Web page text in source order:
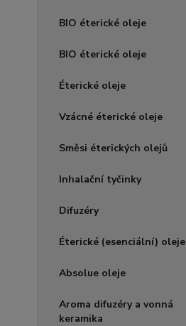
BIO éterické oleje
BIO éterické oleje
Éterické oleje
Vzácné éterické oleje
Směsi éterických olejů
Inhalační tyčinky
Difuzéry
Éterické (esenciální) oleje
Absolue oleje
Aroma difuzéry a vonná
keramika